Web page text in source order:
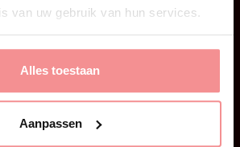
van uw gebruik van hun services.
Alles toestaan
Aanpassen
by Kaat!